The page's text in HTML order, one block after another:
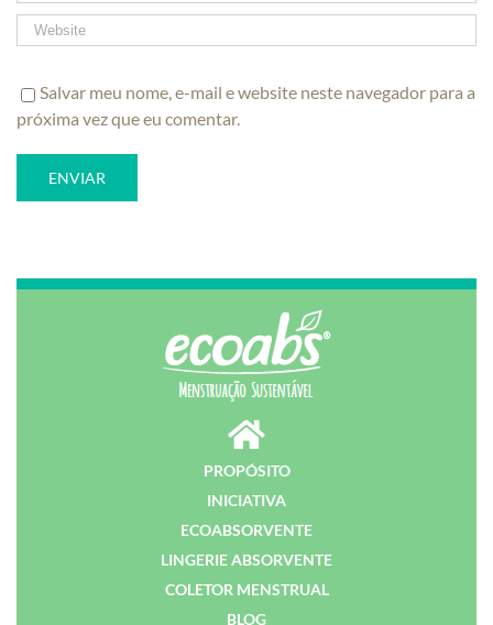
Salvar meu nome, e-mail e website neste navegador para a
próxima vez que eu comentar.
PROPÓSITO
INICIATIVA
ECOABSORVENTE
LINGERIE ABSORVENTE
COLETOR MENSTRUAL
BLOG